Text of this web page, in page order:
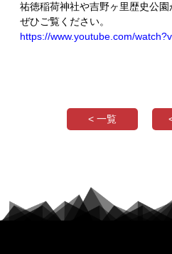
祐徳稲荷神社や吉野ヶ里歴史公園
ぜひご覧ください。
https://www.youtube.com/
< 一覧